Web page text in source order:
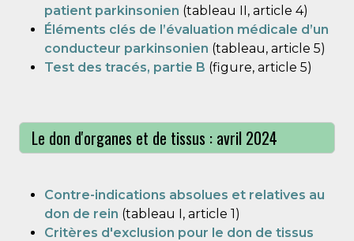
patient parkinsonien (tableau II, article 4)
Éléments clés de l’évaluation médicale d’un
conducteur parkinsonien (tableau, article 5)
Test des tracés, partie B (figure, article 5)
Le don d'organes et de tissus : avril 2024
Contre-indications absolues et relatives au
don de rein (tableau I, article 1)
Critères d'exclusion pour le don de tissus